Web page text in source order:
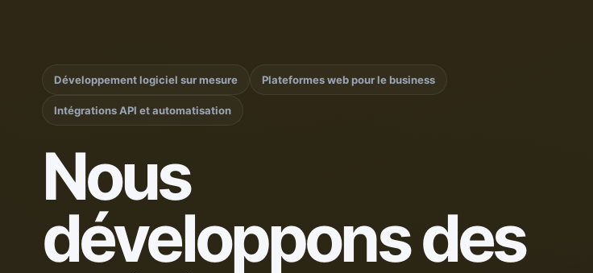
Développement logiciel sur mesure Plateformes web pour le business
Intégrations API et automatisation
Nous
développons des